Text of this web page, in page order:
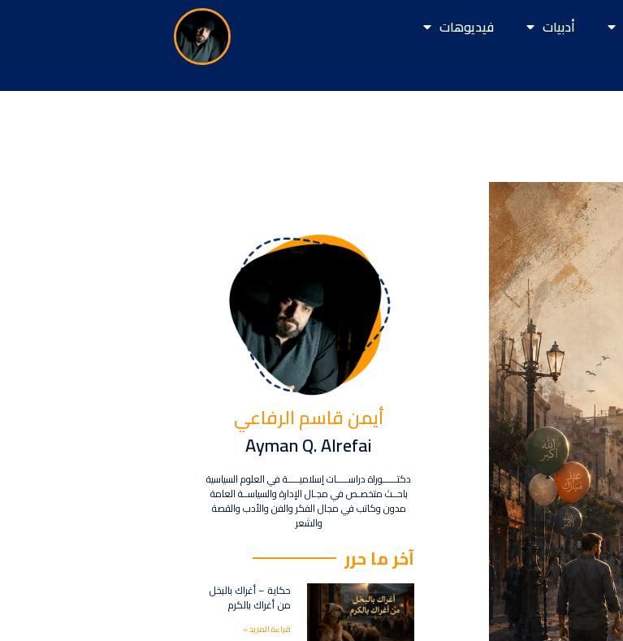
أدبيات
فيديوهات
أيمن قاسم الرفاعي
Ayman Q. Alrefai
دكتــــــوراة دراســـــات إسلاميـــــة في العلوم السياسية
باحــث متخصـص في مجـال الإدارة والسياســة العامة
مدون وكاتب في مجال الفكر والفن والأدب والقصة
والشعر
آخر ما حرر
حكاية – أغراك بالبخل
من أغراك بالكرم
قراءة المزيد »